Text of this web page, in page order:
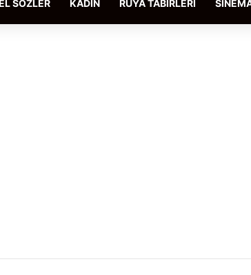
SÖZLER KADIN RÜYA TABIRLERI